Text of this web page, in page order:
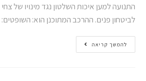
התנועה למען איכות השלטון נגד מינויו של
לביטחון פנים. ההרכב המתוכנן הוא:
להמשך קריאה